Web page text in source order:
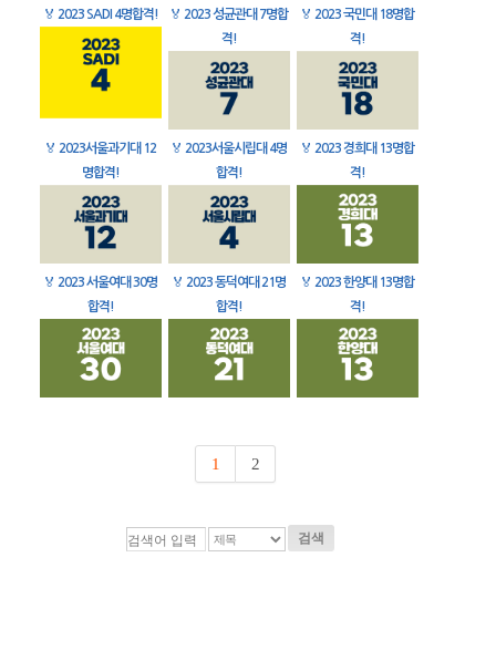
🏅 2023 SADI 4명합격! 🏅 2023 성균관대 7명합
격!
🏅 2023 국민대 18명합
격!
🏅 2023서울과기대 12
명합격!
🏅 2023서울시립대 4명
합격!
🏅 2023 경희대 13명합
격!
🏅 2023 서울여대 30명
합격!
🏅 2023 동덕여대 21명
합격!
🏅 2023 한양대 13명합
격!
1 2
검색